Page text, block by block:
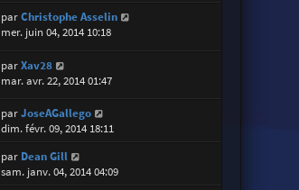
parChristophe Asselin
mer. juin 04, 2014 10:18
parXav28
mar. avr. 22, 2014 01:47
parJoseAGallego
dim. févr. 09, 2014 18:11
par Dean Gill
sam. janv. 04, 2014 04:09